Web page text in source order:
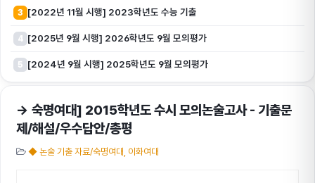
3 [2022년 11월 시행] 2023학년도 수능 기출
4 [2025년 9월 시행] 2026학년도 9월 모의평가
5 [2024년 9월 시행] 2025학년도 9월 모의평가
→ 숙명여대] 2015학년도 수시 모의논술고사 - 기출문
제/해설/우수답안/총평
◆ 논술 기출 자료/숙명여대, 이화여대